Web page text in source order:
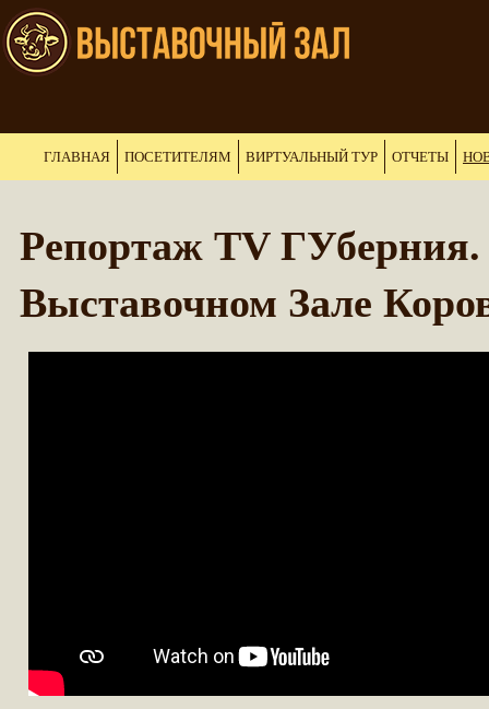
ГЛАВНАЯ ПОСЕТИТЕЛЯМ ВИРТУАЛЬНЫЙ ТУР ОТЧЕТЫ
Репортаж ТV ГУберния.
Выставочном Зале